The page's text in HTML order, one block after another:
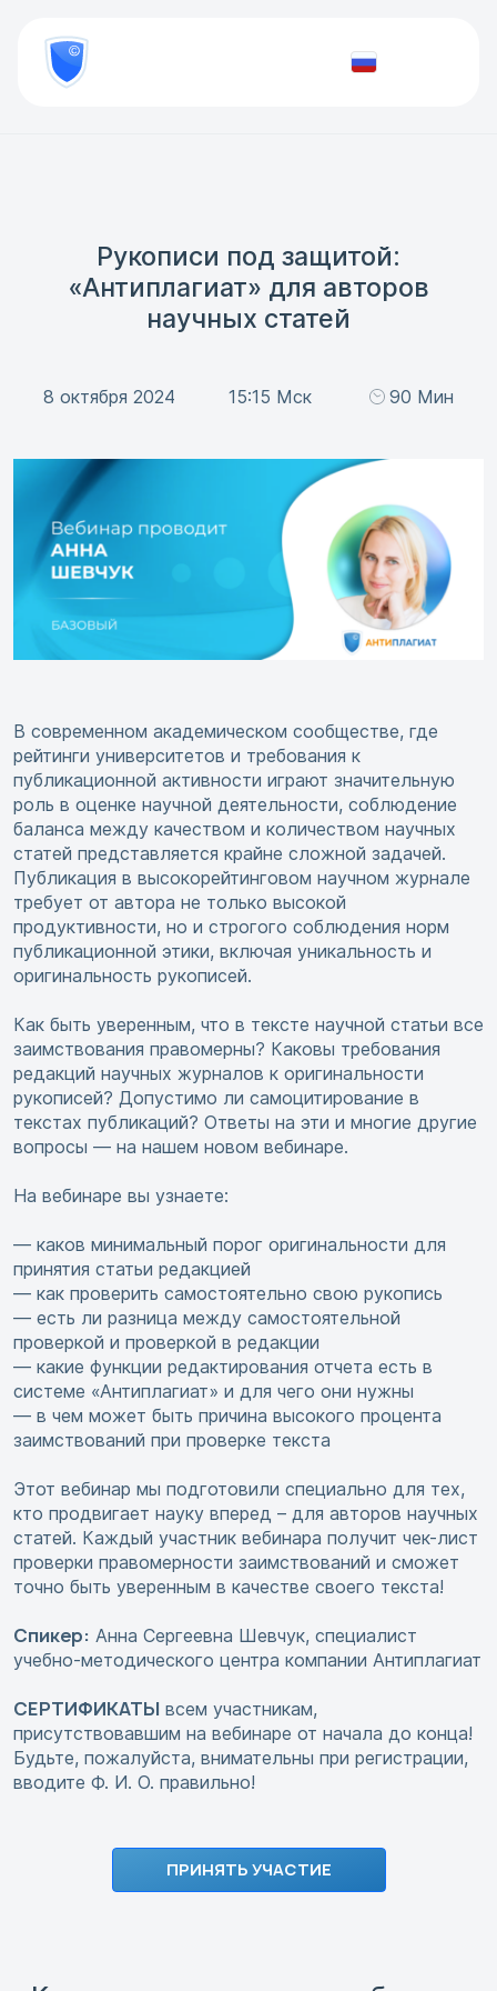
800
777-
81-Проверить
Рукописи под защитой:
«Антиплагиат» для авторов
научных статей
8 октября 2024 15:15 Мск 90 Мин
В современном академическом сообществе, где
рейтинги университетов и требования к
публикационной активности играют значительную
роль в оценке научной деятельности, соблюдение
баланса между качеством и количеством научных
статей представляется крайне сложной задачей.
Публикация в высокорейтинговом научном журнале
требует от автора не только высокой
продуктивности, но и строгого соблюдения норм
публикационной этики, включая уникальность и
оригинальность рукописей.
Как быть уверенным, что в тексте научной статьи все
заимствования правомерны? Каковы требования
редакций научных журналов к оригинальности
рукописей? Допустимо ли самоцитирование в
текстах публикаций? Ответы на эти и многие другие
вопросы — на нашем новом вебинаре.
На вебинаре вы узнаете:
— каков минимальный порог оригинальности для
принятия статьи редакцией
— как проверить самостоятельно свою рукопись
— есть ли разница между самостоятельной
проверкой и проверкой в редакции
— какие функции редактирования отчета есть в
системе «Антиплагиат» и для чего они нужны
— в чем может быть причина высокого процента
заимствований при проверке текста
Этот вебинар мы подготовили специально для тех,
кто продвигает науку вперед – для авторов научных
статей. Каждый участник вебинара получит чек-лист
проверки правомерности заимствований и сможет
точно быть уверенным в качестве своего текста!
Спикер: Анна Сергеевна Шевчук, специалист
учебно-методического центра компании Антиплагиат
СЕРТИФИКАТЫ всем участникам,
присутствовавшим на вебинаре от начала до конца!
Будьте, пожалуйста, внимательны при регистрации,
вводите Ф. И. О. правильно!
ПРИНЯТЬ УЧАСТИЕ